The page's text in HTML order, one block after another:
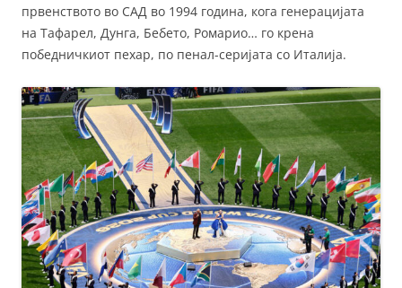
првенството во САД во 1994 година, кога генерацијата
на Тафарел, Дунга, Бебето, Ромарио… го крена
победничкиот пехар, по пенал-серијата со Италија.